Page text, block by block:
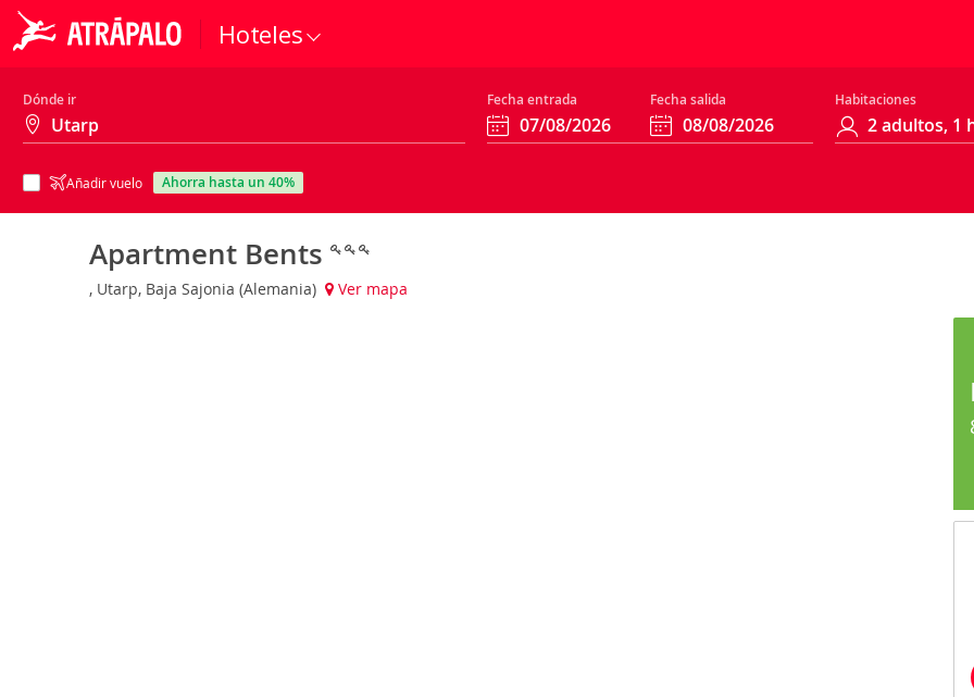
Hoteles
Dónde ir Fecha entrada Fecha salida Habitaciones
Añadir vuelo ahorra hasta un 40%
Apartment Bents
, Utarp, Baja Sajonia (Alemania) Ver mapa